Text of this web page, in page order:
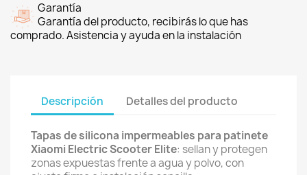
Garantía
Garantía del producto, recibirás lo que has
comprado. Asistencia y ayuda en la instalación
Descripción Detalles del producto
Tapas de silicona impermeables para patinete
Xiaomi Electric Scooter Elite: sellan y protegen
zonas expuestas frente a agua y polvo, con